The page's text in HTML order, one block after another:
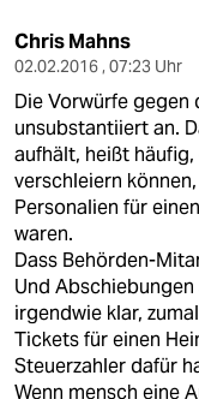
Chris Mahns
02.02.2016 , 07:23 Uhr
Die Vorwürfe gegen
unsubstantiiert an.
aufhält, heißt
verschleiern
Personalien für
waren.
Dass Behörden-
Und
irgendwie klar,
Tickets für einen
Steuerzahler dafür
Wenn mensch eine